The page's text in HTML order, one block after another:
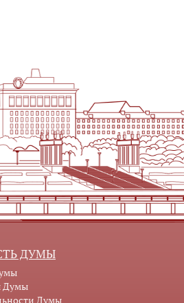
ДУМЫ
Думы
Думы